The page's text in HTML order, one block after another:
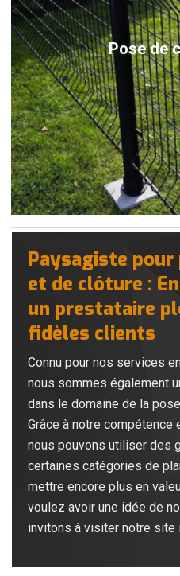
Pose de
Paysagiste
et de clôture :
un prestataire
fidèles clients
Connu pour nos services
nous sommes également
dans le domaine de la
Grâce à notre compétence
nous pouvons utiliser des
certaines catégories de
mettre encore plus en
voulez avoir une idée de
invitons à visiter notre site